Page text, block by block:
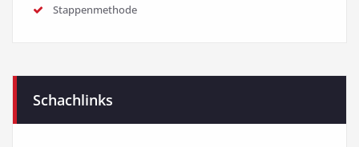
Stappenmethode
Schachlinks